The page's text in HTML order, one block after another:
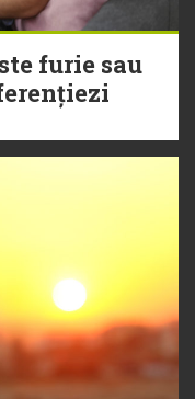
furie sau